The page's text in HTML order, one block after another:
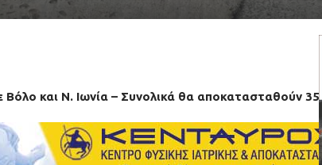
και Ν. Ιωνία – Συνολικά θα αποκατασταθούν 35